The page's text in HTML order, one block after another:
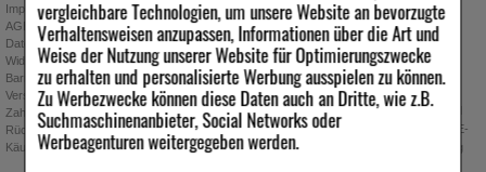
vergleichbare Technologien, um unsere Website an bevorzugte
Verhaltensweisen anzupassen, Informationen über die Art und
Weise der Nutzung unserer Website für Optimierungszwecke
zu erhalten und personalisierte Werbung ausspielen zu können.
Zu Werbezwecke können diese Daten auch an Dritte, wie z.B.
Suchmaschinenanbieter, Social Networks oder
Werbeagenturen weitergegeben werden.
Impressum
AGB
Datenschutz
Widerrufsbelehrung
Barrierefreiheitserklärung
Versand
Zahlung
Rücknahmebedingungen
Käuferschutz
Absenden
Ich möchte zukünftig über Trends,
Schnäppchen, Gutscheine, Aktionen und
Angebote der ipill Versandapotheke per E-
Mail informiert werden. Diese Einwilligung